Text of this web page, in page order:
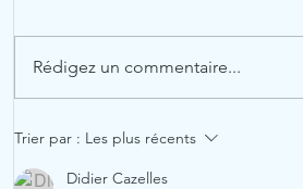
Bref Titre de Gloire…
Rédigez un commentaire...
Trier par : Les plus récents
Didier Cazelles